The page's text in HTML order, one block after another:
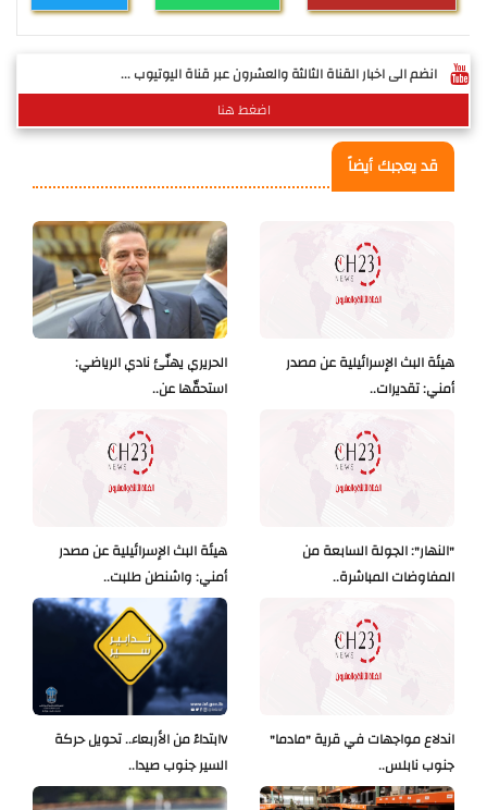
انضم الى اخبار القناة الثالثة والعشرون عبر قناة اليوتيوب ...
اضغط هنا
قد يعجبك أيضاً
الحريري يهنّئ نادي الرياضي:
استحقّها عن..
هيئة البث الإسرائيلية عن مصدر
أمني: تقديرات..
هيئة البث الإسرائيلية عن مصدر
أمني: واشنطن طلبت..
"النهار": الجولة السابعة من
المفاوضات المباشرة..
Vابتداءً من الأربعاء.. تحويل حركة
السير جنوب صيدا..
اندلاع مواجهات في قرية "مادما"
جنوب نابلس..